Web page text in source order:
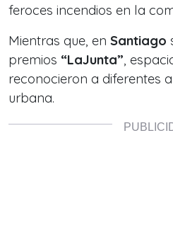
feroces incendios en la
Mientras que, en Santiago
premios “LaJunta”,
reconocieron a diferentes
urbana.